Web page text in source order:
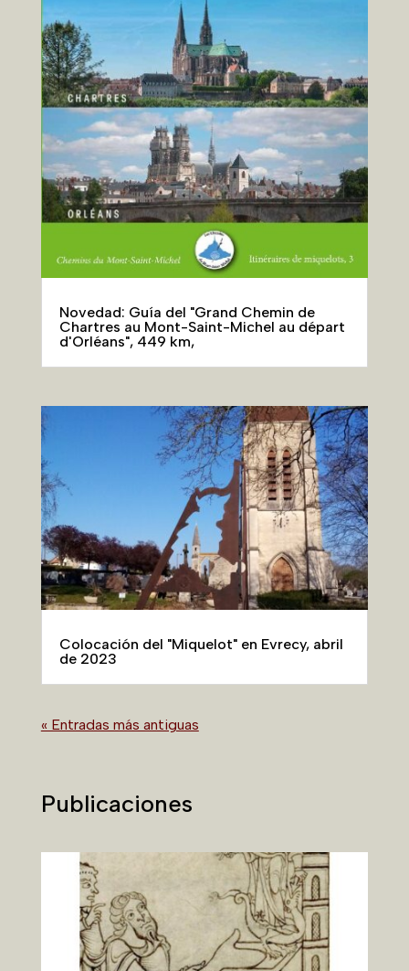
Novedad: Guía del "Grand Chemin de
Chartres au Mont-Saint-Michel au départ
d'Orléans", 449 km,
Colocación del "Miquelot" en Evrecy, abril
de 2023
« Entradas más antiguas
Publicaciones